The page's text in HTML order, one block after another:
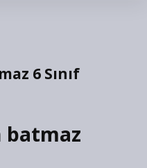
6 Sınıf
batmaz